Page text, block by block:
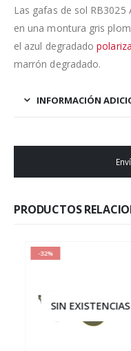
Las gafas de sol
en una montura gris
el azul degradado
marrón degradado.
INFORMACIÓN
PRODUCTOS
-32%
SIN EXISTENCIAS